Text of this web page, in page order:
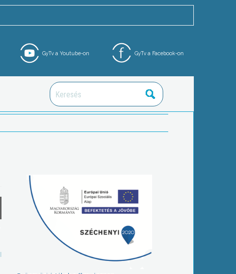
GyTv a Facebook-on
GyTv a Youtube-on